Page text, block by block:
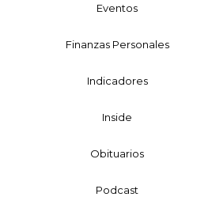
Eventos
Finanzas Personales
Indicadores
Inside
Obituarios
Podcast